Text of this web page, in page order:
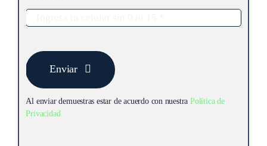
Enviar
Al enviar demuestras estar de acuerdo con nuestra Política de
Privacidad